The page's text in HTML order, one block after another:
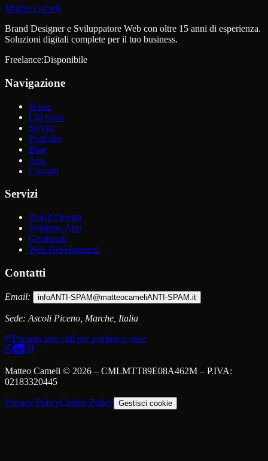
Matteo Cameli
Brand Designer e Sviluppatore Web con oltre 15 anni di esperienza.
Soluzioni digitali complete per il tuo business.
Freelance:Disponibile
Navigazione
Home
Chi Sono
Servizi
Portfolio
Blog
App
Contatti
Servizi
Brand Design
Sviluppo App
Gestionali
Web Development
Contatti
Email: infoANTI-SPAM@matteocameliANTI-SPAM .it
Sede: Ascoli Piceno, Marche, Italia
Prenota una call per parlare a voce
Matteo Cameli © 2026 – CMLMTT89E08A462M – P.IVA:
02183320445
Privacy PolicyCookie Policy Gestisci cookie